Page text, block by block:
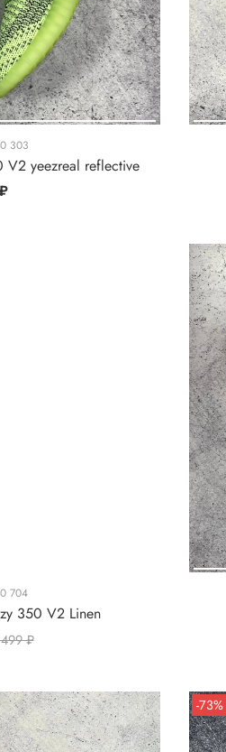
303
V2 yeezreal reflective
704
350 V2 Linen
₽
-73%